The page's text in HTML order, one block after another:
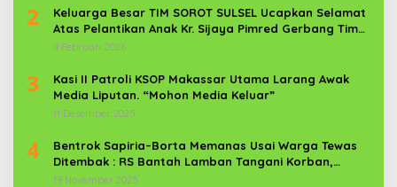
2
Keluarga Besar TIM SOROT SULSEL Ucapkan Selamat
Atas Pelantikan Anak Kr. Sijaya Pimred Gerbang Timur
News Com Sebagai Prajurit TNI
4 Februari 2026
3
Kasi II Patroli KSOP Makassar Utama Larang Awak
Media Liputan. “Mohon Media Keluar”
11 Desember 2025
4
Bentrok Sapiria–Borta Memanas Usai Warga Tewas
Ditembak : RS Bantah Lamban Tangani Korban,
Aparat TNI-POLRI Dikerahkan
19 November 2025